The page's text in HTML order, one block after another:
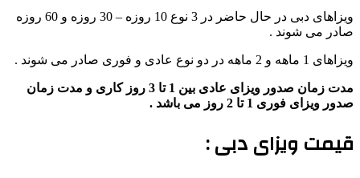
ویزاهای دبی در حال حاضر در 3 نوع 10 روزه – 30 روزه و 60 روزه
صادر می شوند .
ویزاهای 1 ماهه و 2 ماهه در دو نوع عادی و فوری صادر می شوند .
مدت زمان صدور ویزای عادی بین 1 تا 3 روز کاری و مدت زمان
صدور ویزای فوری 1 تا 2 روز می باشد .
قیمت ویزای دبی :